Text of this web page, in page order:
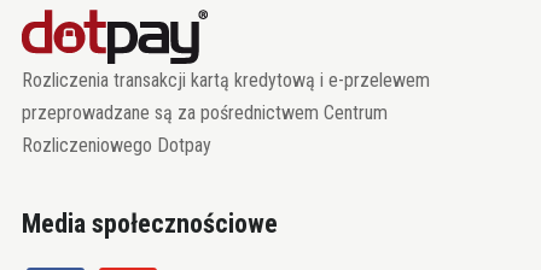
Rozliczenia transakcji kartą kredytową i e-przelewem
przeprowadzane są za pośrednictwem Centrum
Rozliczeniowego Dotpay
Media społecznościowe